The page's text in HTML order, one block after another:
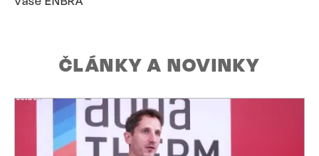
ČLÁNKY A NOVINKY